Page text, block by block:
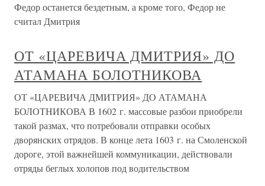
Федор останется бездетным, а кроме того, Федор не
считал Дмитрия
ОТ «ЦАРЕВИЧА ДМИТРИЯ» ДО
АТАМАНА БОЛОТНИКОВА
ОТ «ЦАРЕВИЧА ДМИТРИЯ» ДО АТАМАНА
БОЛОТНИКОВА В 1602 г. массовые разбои приобрели
такой размах, что потребовали отправки особых
дворянских отрядов. В конце лета 1603 г. на Смоленской
дороге, этой важнейшей коммуникации, действовали
отряды беглых холопов под водительством